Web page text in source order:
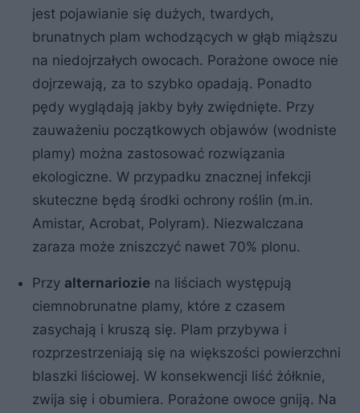
jest pojawianie się dużych, twardych,
brunatnych plam wchodzących w głąb miąższu
na niedojrzałych owocach. Porażone owoce nie
dojrzewają, za to szybko opadają. Ponadto
pędy wyglądają jakby były zwiędnięte. Przy
zauważeniu początkowych objawów (wodniste
plamy) można zastosować rozwiązania
ekologiczne. W przypadku znacznej infekcji
skuteczne będą środki ochrony roślin (m.in.
Amistar, Acrobat, Polyram). Niezwalczana
zaraza może zniszczyć nawet 70% plonu.
Przy alternariozie na liściach występują
ciemnobrunatne plamy, które z czasem
zasychają i kruszą się. Plam przybywa i
rozprzestrzeniają się na większości powierzchni
blaszki liściowej. W konsekwencji liść żółknie,
zwija się i obumiera. Porażone owoce gniją. Na